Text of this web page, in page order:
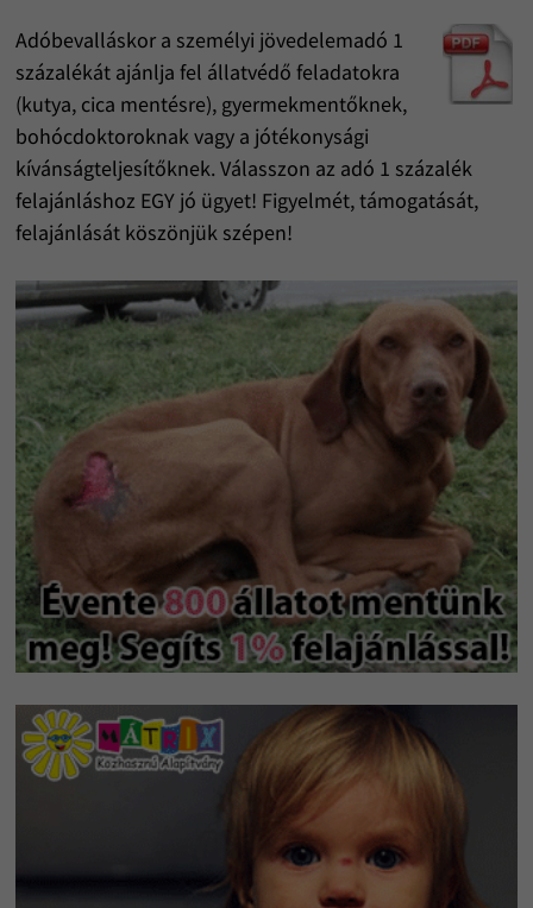
Adóbevalláskor a személyi jövedelemadó 1
százalékát ajánlja fel állatvédő feladatokra
(kutya, cica mentésre), gyermekmentőknek,
bohócdoktoroknak vagy a jótékonysági
kívánságteljesítőknek. Válasszon az adó 1 százalék
felajánláshoz EGY jó ügyet! Figyelmét, támogatását,
felajánlását köszönjük szépen!